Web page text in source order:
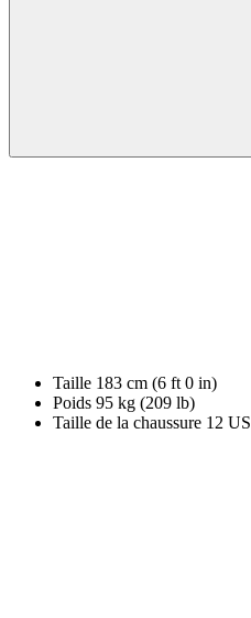
Taille 183 cm (6 ft 0 in)
Poids 95 kg (209 lb)
Taille de la chaussure 12 US